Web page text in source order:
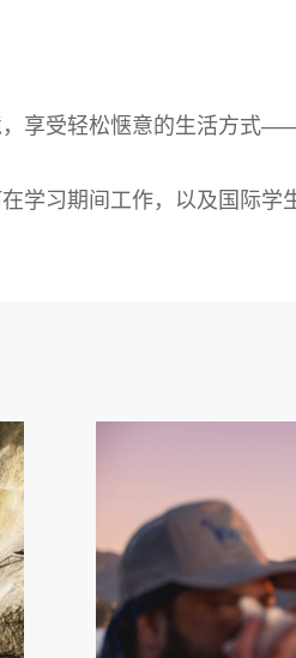
享受轻松惬意的生活方式
学习期间工作，以及国际学